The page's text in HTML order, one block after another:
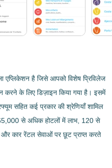
एप्लिकेशन है जिसे आपको विशेष प्रिविलेज
करने के लिए डिज़ाइन किया गया है। इसमें
सहित कई प्रकार की श्रेणियाँ शामिल
से अधिक होटलों में लाभ, 120 से
कार रेंटल सेवाओं पर छूट प्राप्त करते